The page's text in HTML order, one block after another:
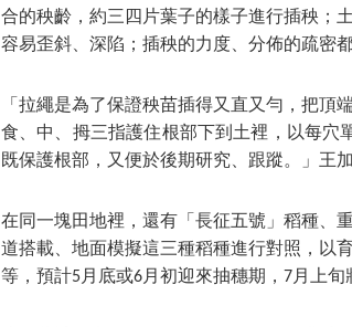
合的秧齡，約三四片葉子的樣子進行插秧；
容易歪斜、深陷；插秧的力度、分佈的疏密都
「拉繩是為了保證秧苗插得又直又勻，把頂
食、中、拇三指護住根部下到土裡，以每穴
既保護根部，又便於後期研究、跟蹤。」王加
在同一塊田地裡，還有「長征五號」稻種、
道搭載、地面模擬這三種稻種進行對照，以
等，預計5月底或6月初迎來抽穗期，7月上旬